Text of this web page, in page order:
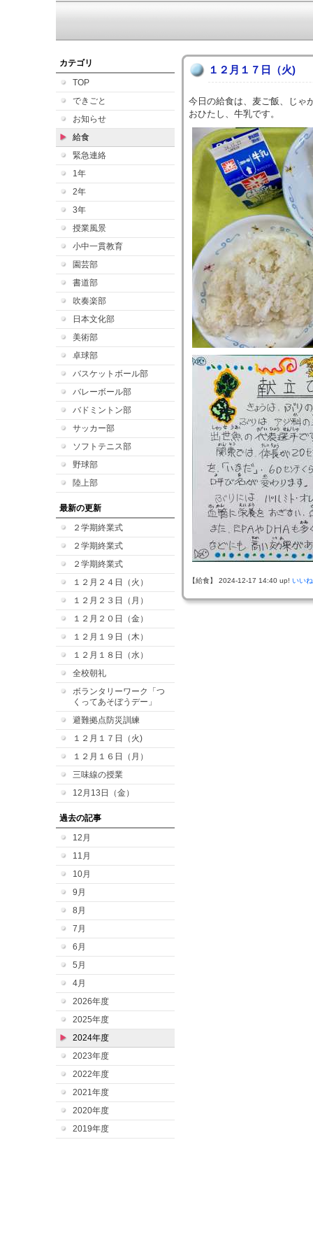
カテゴリ
TOP
できごと
お知らせ
給食
緊急連絡
1年
2年
3年
授業風景
小中一貫教育
園芸部
書道部
吹奏楽部
日本文化部
美術部
卓球部
バスケットボール部
バレーボール部
バドミントン部
サッカー部
ソフトテニス部
野球部
陸上部
最新の更新
２学期終業式
２学期終業式
２学期終業式
１２月２４日（火）
１２月２３日（月）
１２月２０日（金）
１２月１９日（木）
１２月１８日（水）
全校朝礼
ボランタリーワーク「つ
くってあそぼうデー」
避難拠点防災訓練
１２月１７日（火)
１２月１６日（月）
三味線の授業
12月13日（金）
過去の記事
12月
11月
10月
9月
8月
7月
6月
5月
4月
2026年度
2025年度
2024年度
2023年度
2022年度
2021年度
2020年度
2019年度
１２月１７日（火)
今日の給食は、麦ご飯、じ
おひたし、牛乳です。
【給食】 2024-12-17 14:40 up! いい